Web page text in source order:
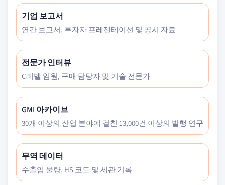
기업 보고서
연간 보고서, 투자자 프레젠테이션 및 공시 자료
전문가 인터뷰
C레벨 임원, 구매 담당자 및 기술 전문가
GMI 아카이브
30개 이상의 산업 분야에 걸친 13,000건 이상의 발행 연구
무역 데이터
수출입 물량, HS 코드 및 세관 기록